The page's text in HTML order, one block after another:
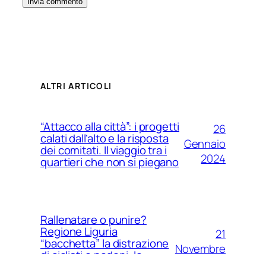
ALTRI ARTICOLI
“Attacco alla città”: i progetti
calati dall’alto e la risposta
dei comitati. Il viaggio tra i
quartieri che non si piegano
26
Gennaio
2024
Rallenatare o punire?
Regione Liguria
“bacchetta” la distrazione
21
Novembre